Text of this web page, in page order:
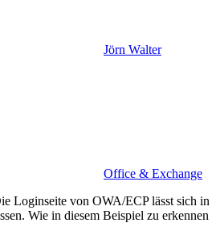
Jörn Walter
Office & Exchange
Loginseite von OWA/ECP lässt sich in
Wie in diesem Beispiel zu erkennen